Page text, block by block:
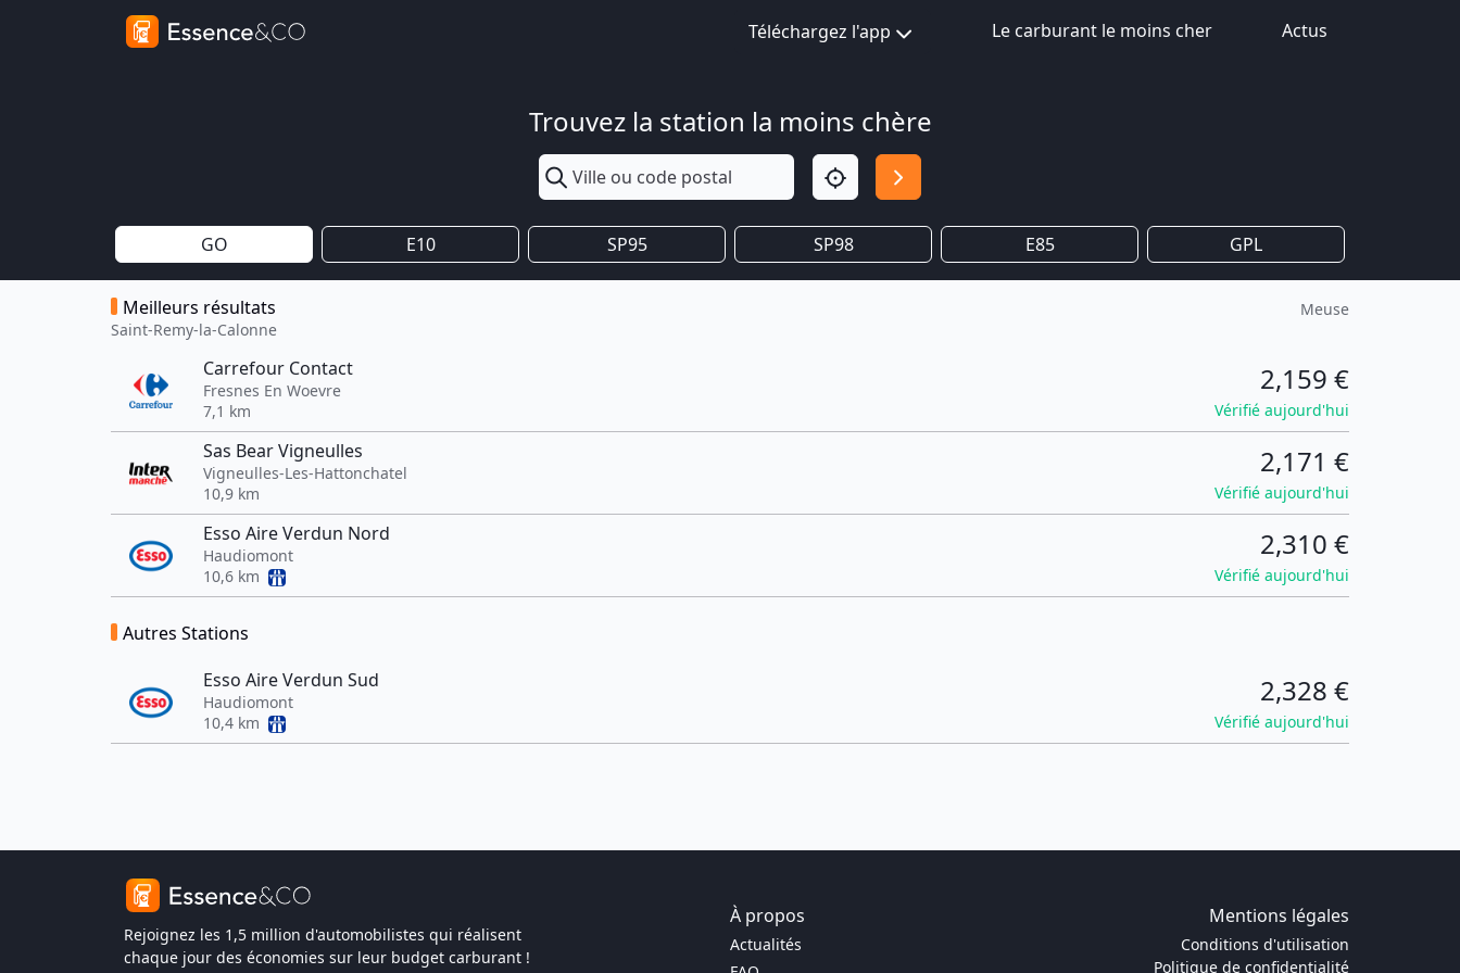
Téléchargez l'app Le carburant le moins cher Actus
Trouvez la station la moins chère
GO E10 SP95 SP98 E85 GPL
Meilleurs résultats
Saint-Remy-la-Calonne
Meuse
Carrefour Contact
Fresnes En Woevre
7,1 km
2,159 €
Vérifié aujourd'hui
Sas Bear Vigneulles
Vigneulles-Les-Hattonchatel
10,9 km
2,171 €
Vérifié aujourd'hui
Esso Aire Verdun Nord
Haudiomont
10,6 km
2,310 €
Vérifié aujourd'hui
Autres Stations
Esso Aire Verdun Sud
Haudiomont
10,4 km
2,328 €
Vérifié aujourd'hui
Rejoignez les 1,5 million d'automobilistes qui réalisent
chaque jour des économies sur leur budget carburant !
À propos Mentions légales
Actualités
Conditions d'utilisation
Politique de confidentialité